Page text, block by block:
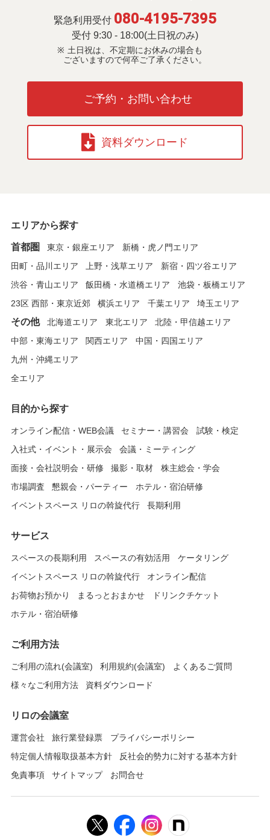
緊急利用受付 080-4195-7395
受付 9:30 - 18:00(土日祝のみ)
土日祝は、不定期にお休みの場合も
ございますので何卒ご了承ください。
ご予約・お問い合わせ
資料ダウンロード
エリアから探す
首都圏 東京・銀座エリア
新橋・虎ノ門エリア
田町・品川エリア
上野・浅草エリア
新宿・四ツ谷エリア
渋谷・青山エリア
飯田橋・水道橋エリア
池袋・板橋エリア
23区 西部・東京近郊
横浜エリア 千葉エリア 埼玉エリア
その他 北海道エリア 東北エリア
北陸・甲信越エリア
中部・東海エリア
関西エリア
中国・四国エリア
九州・沖縄エリア
全エリア
目的から探す
オンライン配信・WEB会議 セミナー・講習会
試験・検定
入社式・イベント・展示会
会議・ミーティング
面接・会社説明会・研修
撮影・取材
株主総会・学会
市場調査
懇親会・パーティー
ホテル・宿泊研修
イベントスペース リロの斡旋代行
長期利用
サービス
スペースの長期利用 スペースの有効活用
ケータリング
イベントスペース リロの斡旋代行
オンライン配信
お荷物お預かり
まるっとおまかせ
ドリンクチケット
ホテル・宿泊研修
ご利用方法
ご利用の流れ(会議室) 利用規約(会議室)
よくあるご質問
様々なご利用方法
資料ダウンロード
リロの会議室
運営会社 旅行業登録票
プライバシーポリシー
特定個人情報取扱基本方針
反社会的勢力に対する基本方針
免責事項
サイトマップ お問合せ